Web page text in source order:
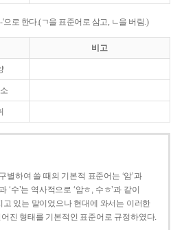
으로 한다.(ㄱ을 표준어로 삼고, ㄴ을 버림.)
비고
별하여 쓸 때의 기본적 표준어는 ‘암’과
‘수’는 역사적으로 ‘암ㅎ, 수ㅎ’과 같이
고 있는 말이었으나 현대에 와서는 이러한
어진 형태를 기본적인 표준어로 규정하였다.